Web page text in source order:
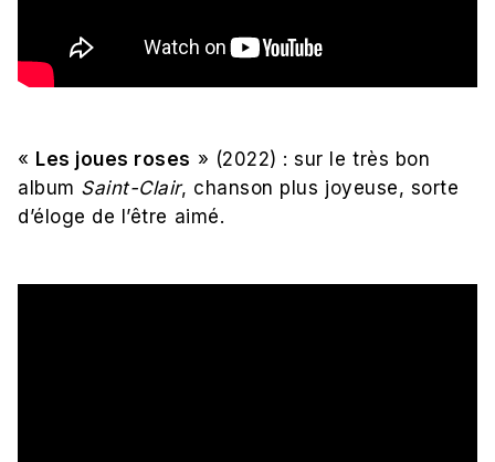
« Les joues roses » (2022) : sur le très bon
album Saint-Clair, chanson plus joyeuse, sorte
d’éloge de l’être aimé.